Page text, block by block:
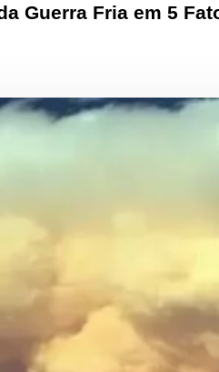
Guerra Fria em 5